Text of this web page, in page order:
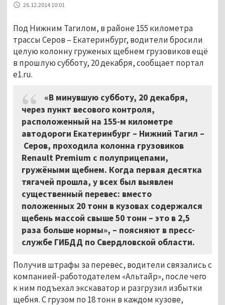
26.12.2014 10:01
Под Нижним Тагилом, в районе 155 километра
трассы Серов – Екатеринбург, водители бросили
целую колонну груженых щебнем грузовиков ещё
в прошлую субботу, 20 декабря, сообщает портал
e1.ru.
«В минувшую субботу, 20 декабря,
через пункт весового контроля,
расположенный на 155-м километре
автодороги Екатеринбург – Нижний Тагил –
Серов, проходила колонна грузовиков
Renault Premium с полуприцепами,
гружёными щебнем. Когда первая десятка
тягачей прошла, у всех был выявлен
существенный перевес: вместо
положенных 20 тонн в кузовах содержался
щебень массой свыше 50 тонн – это в 2,5
раза больше нормы», – поясняют в пресс-
службе ГИБДД по Свердловской области.
Получив штрафы за перевес, водители связались с
компанией-работодателем «Альтайр», после чего
к ним подъехал экскаватор и разгрузил избытки
щебня. С грузом по 18 тонн в каждом кузове,